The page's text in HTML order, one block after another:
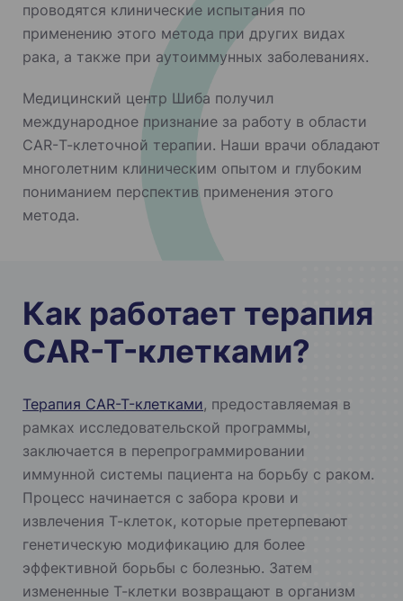
проводятся клинические испытания по
применению этого метода при других видах
рака, а также при аутоиммунных заболеваниях.
Медицинский центр Шиба получил
международное признание за работу в области
CAR-Т-клеточной терапии. Наши врачи обладают
многолетним клиническим опытом и глубоким
пониманием перспектив применения этого
метода.
Как работает терапия
CAR-T-клетками?
Терапия CAR-T-клетками, предоставляемая в
рамках исследовательской программы,
заключается в перепрограммировании
иммунной системы пациента на борьбу с раком.
Процесс начинается с забора крови и
извлечения Т-клеток, которые претерпевают
генетическую модификацию для более
эффективной борьбы с болезнью. Затем
измененные Т-клетки возвращают в организм